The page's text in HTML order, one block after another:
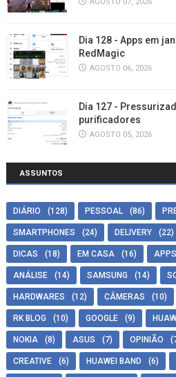
Dia 128 - Apps em
RedMagic
AGOSTO 06, 2026
Dia 127 -
purificadores
AGOSTO 05, 2026
ASSUNTOS
DIÁRIO (128) PESSOAL (86)
SMARTPHONES (24) DELIVERY (22)
DICAS (18) EM CASA (16) APPS
ANÁLISE (14) SAMSUNG (14)
HARDWARES (12) CÂMERAS (10)
RK BLOG (10) GOOGLE (9)
NOKIA (8) ASUS (7) OPINIÃO
CREATIVE (6) HUAWEI BAND (6)